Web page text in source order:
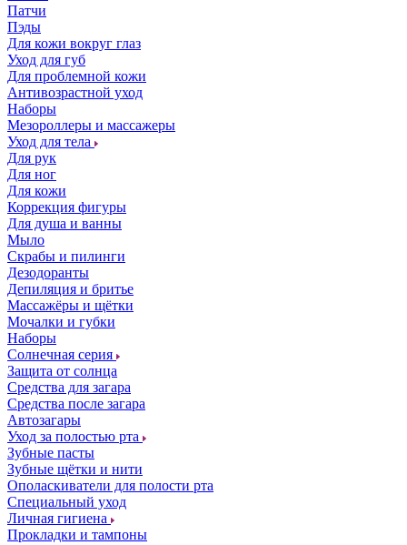
Патчи
Пэды
Для кожи вокруг глаз
Уход для губ
Для проблемной кожи
Антивозрастной уход
Наборы
Мезороллеры и массажеры
Уход для тела
Для рук
Для ног
Для кожи
Коррекция фигуры
Для душа и ванны
Мыло
Скрабы и пилинги
Дезодоранты
Депиляция и бритье
Массажёры и щётки
Мочалки и губки
Наборы
Солнечная серия
Защита от солнца
Средства для загара
Средства после загара
Автозагары
Уход за полостью рта
Зубные пасты
Зубные щётки и нити
Ополаскиватели для полости рта
Специальный уход
Личная гигиена
Прокладки и тампоны